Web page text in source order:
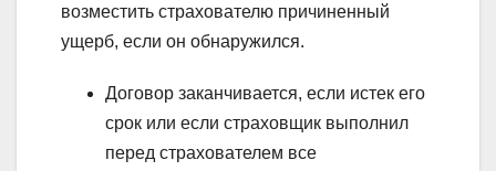
возместить страхователю причиненный
ущерб, если он обнаружился.
Договор заканчивается, если истек его
срок или если страховщик выполнил
перед страхователем все